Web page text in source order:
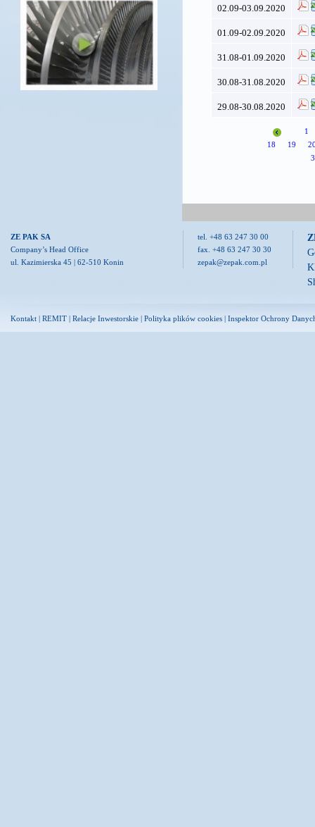
02.09-03.09.2020
01.09-02.09.2020
31.08-01.09.2020
30.08-31.08.2020
29.08-30.08.2020
1
18
19
ZE PAK SA
Company’s Head Office
ul. Kazimierska 45 | 62-510 Konin
tel. +48 63 247 30 00
fax. +48 63 247 30 30
zepak@zepak.com.pl
Kontakt | REMIT | Relacje Inwestorskie | Polityka plików cookies | Inspektor Ochrony